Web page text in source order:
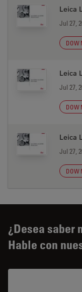
Leica
Jul 27,
Leica
Jul 27,
Leica
Jul 27,
¿Desea saber
Hable con